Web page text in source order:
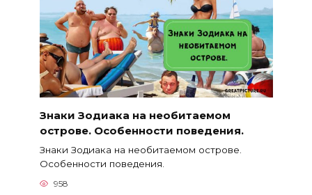
Знаки Зодиака на необитаемом
острове. Особенности поведения.
Знаки Зодиака на необитаемом острове.
Особенности поведения.
958